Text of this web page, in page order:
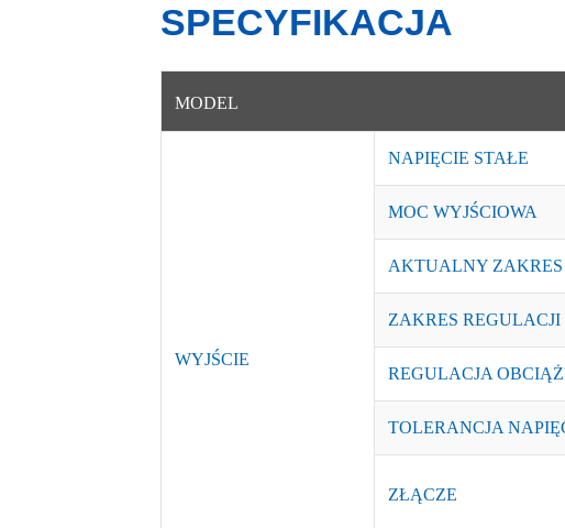
SPECYFIKACJA
MODEL
WYJŚCIE
NAPIĘCIE STAŁE
MOC WYJŚCIOWA
AKTUALNY ZAKRES
ZAKRES
REGULACJA
TOLERANCJA
ZŁĄCZE